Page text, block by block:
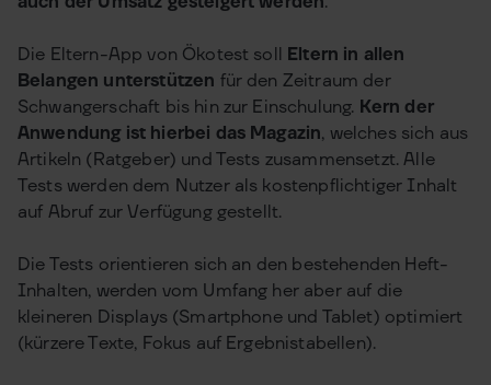
Die Eltern-App von Ökotest soll
Eltern in allen
Belangen unterstützen für den Zeitraum der
Schwangerschaft bis hin zur Einschulung. Kern der
Anwendung ist hierbei das Magazin, welches sich aus
Artikeln (Ratgeber) und Tests zusammensetzt. Alle
Tests werden dem Nutzer als kostenpflichtiger Inhalt
auf Abruf zur Verfügung gestellt.
Die Tests orientieren sich an den bestehenden Heft-
Inhalten, werden vom Umfang her aber auf die
kleineren Displays (Smartphone und Tablet) optimiert
(kürzere Texte, Fokus auf Ergebnistabellen).